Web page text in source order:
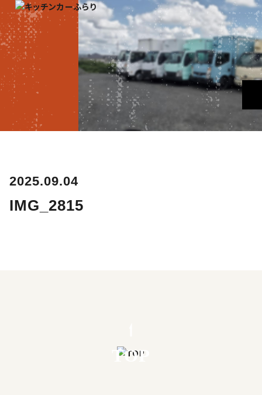
2025.09.04
IMG_2815
TOP